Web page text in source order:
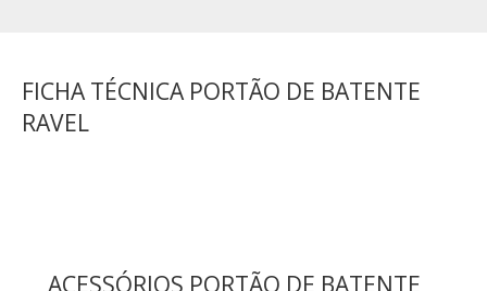
FICHA TÉCNICA PORTÃO DE BATENTE
RAVEL
ACESSÓRIOS PORTÃO DE BATENTE